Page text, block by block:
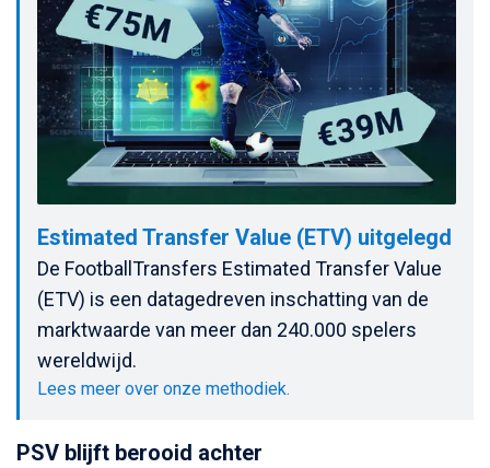
Estimated Transfer Value (ETV) uitgelegd
De FootballTransfers Estimated Transfer Value
(ETV) is een datagedreven inschatting van de
marktwaarde van meer dan 240.000 spelers
wereldwijd.
Lees meer over onze methodiek.
PSV blijft berooid achter